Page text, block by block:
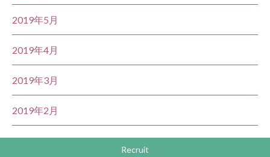
2019年5月
2019年4月
2019年3月
2019年2月
Recruit